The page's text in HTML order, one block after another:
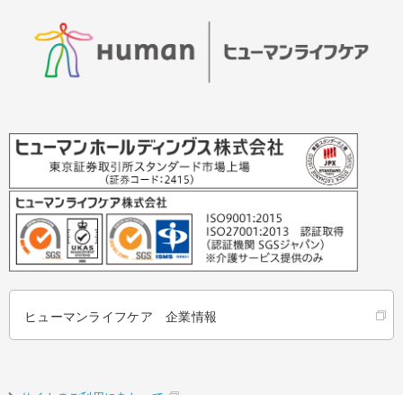
ヒューマンライフケア 企業情報